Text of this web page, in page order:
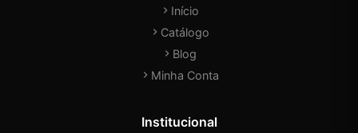
Início
Catálogo
Blog
Minha Conta
Institucional